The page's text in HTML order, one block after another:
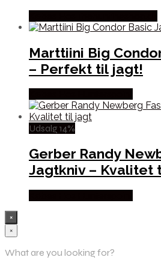
Marttiini Big
– Perfekt til jagt!
Udsalg 14%
Gerber Randy
Jagtkniv – Kvalitet
×
×
What are you looking for?